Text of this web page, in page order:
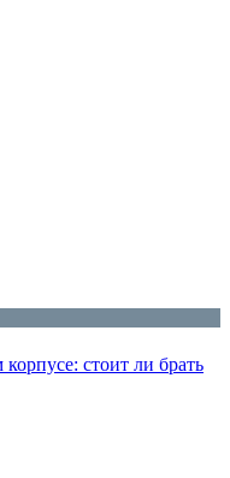
стоит ли брать